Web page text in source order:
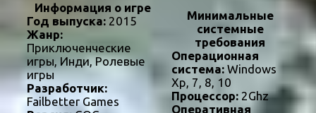
Информация о игре
Год выпуска: 2015
Жанр:
Приключенческие
игры, Инди, Ролевые
игры
Разработчик:
Failbetter Games
Минимальные
системные
требования
Операционная
система:Windows
Xp, 7, 8, 10
Процессор:2Ghz
Оперативная